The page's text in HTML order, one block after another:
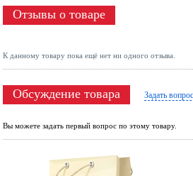
Отзывы о товаре
К данному товару пока ещё нет ни одного отзыва.
Обсуждение товара Задать
Вы можете задать первый вопрос по этому товару.